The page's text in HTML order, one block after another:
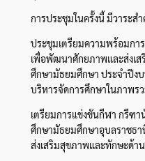
การประชุมในครั้งนี้ มีวาระ
ประชุมเตรียมความพร้อมกา
เพื่อพัฒนาศักยภาพและส่งเ
ศึกษามัธยมศึกษา ประจำปีง
บริหารจัดการศึกษาในภาพร
เตรียมการแข่งขันกีฬา กรีฑ
ศึกษามัธยมศึกษาอุบลราชธา
ส่งเสริมสุขภาพและทักษะด้า